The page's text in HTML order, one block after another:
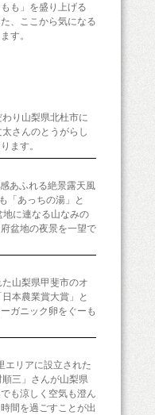
も」を盛り上げる
、ここから気になる
す。
り山梨県北杜市に
さんのとうがらし
ます。
あふれる絶景露天風
「あっちの湯」と
地に連なる山なみの
盆地の夜景を一望で
山梨県甲斐市のオ
本農業賞大賞」と
ガニック卵をぐーも
エリアに設立された
三」さんが山梨県
も涼しく空気も澄ん
間を過ごすことが出